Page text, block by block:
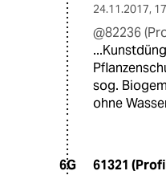
24.11.2017,
@82236
sog.
ohne
6G 61321